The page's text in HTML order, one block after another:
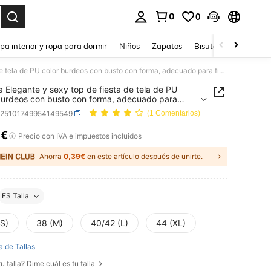
0 0
interior y ropa para dormir Niños Zapatos Bisutería Y
Islaluna Elegante y sexy top de fiesta de tela de PU color burdeos con busto con forma, adecuado para fiestas y citas, top de salida de estilo milenial para mujeres, top sin tirantes de verano para mujeres
Elegante y sexy top de fiesta de tela de PU
con busto con forma, adecuado para
citas, top de salida de estilo milenial para
top sin tirantes de verano para mujeres
(1 Comentarios)
AND AVAILABILITY
Precio con IVA e impuestos incluidos
Ahorra 0,39€ en este artículo después de unirte.
ES Talla
38 (M) 40/42 (L) 44 (XL)
de Tallas
talla? Dime cuál es tu talla